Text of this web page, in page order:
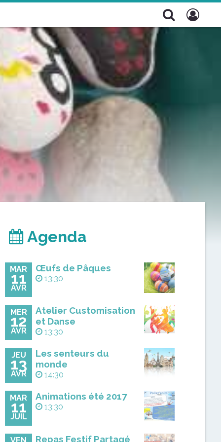
Agenda
MAR
11
AVR
Œufs de Pâques
13:30
MER
12
AVR
Atelier Customisation
et Danse
13:30
JEU
13
AVR
Les senteurs du
monde
14:30
MAR
11
JUIL
Animations été 2017
13:30
Repas Festif Partagé